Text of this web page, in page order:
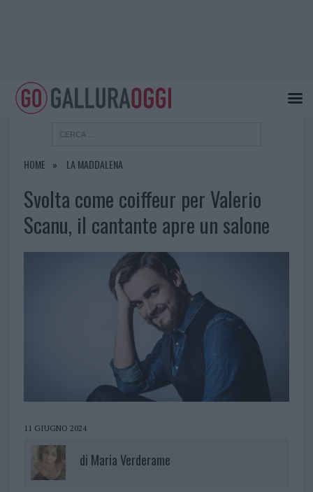
HOME LA MADDALENA
Svolta come coiffeur per Valerio
Scanu, il cantante apre un salone
11 GIUGNO 2024
di Maria Verderame